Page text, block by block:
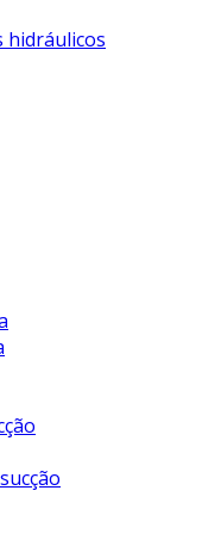
hidráulicos